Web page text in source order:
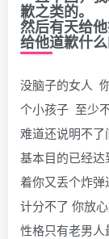
歉之类的。
然后有天给他
给他道歉什
没脑子的女人
个小孩子 至少
难道还说明不
基本目的已经
着你又丢个炸
计分不了 你放
性格只有老男